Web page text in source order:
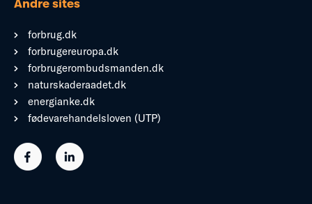
Andre sites
forbrug.dk
forbrugereuropa.dk
forbrugerombudsmanden.dk
naturskaderaadet.dk
energianke.dk
fødevarehandelsloven (UTP)